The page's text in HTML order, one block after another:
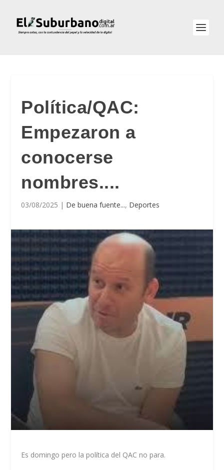
Política/QAC:
Empezaron a
conocerse
nombres....
03/08/2025 | De buena fuente..., Deportes
Es domingo pero la política del QAC no para.